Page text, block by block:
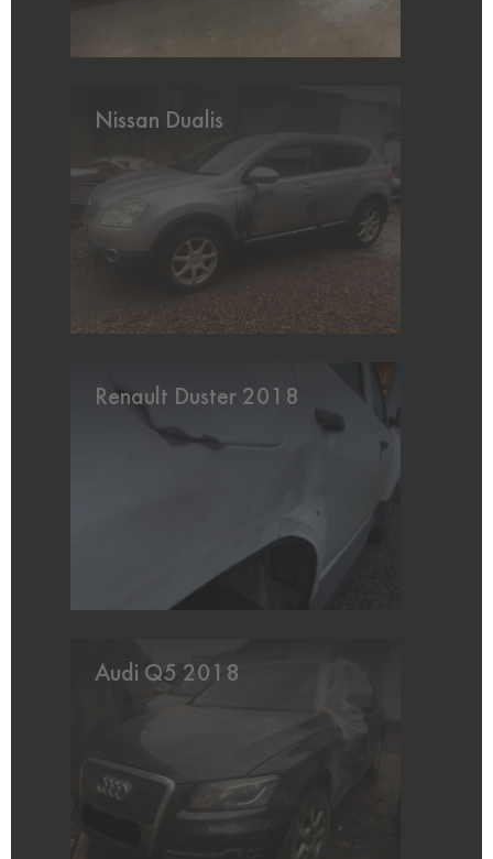
Nissan Dualis
Renault Duster 2018
Audi Q5 2018